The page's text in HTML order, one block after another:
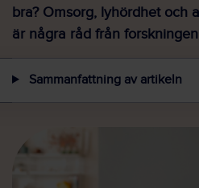
bra? Omsorg, lyhördhet och
är några råd från
Sammanfattning av artikeln